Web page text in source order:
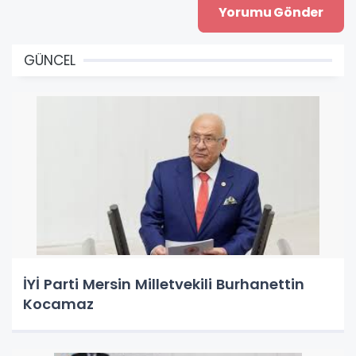
GÜNCEL
İYİ Parti Mersin Milletvekili Burhanettin
Kocamaz